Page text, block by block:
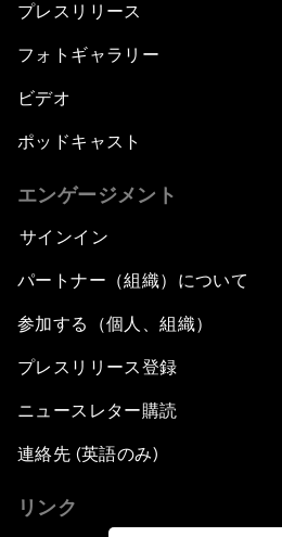
プレスリリース
フォトギャラリー
ビデオ
ポッドキャスト
エンゲージメント
サインイン
パートナー（組織）について
参加する（個人、組織）
プレスリリース登録
ニュースレター購読
連絡先 (英語のみ)
リンク